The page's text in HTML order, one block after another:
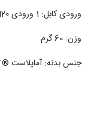
ورودی کابل: 1 ورودی M20 از بالا
وزن: 60 گرم
جنس بدنه: آماپلاست ®AMAPLAST